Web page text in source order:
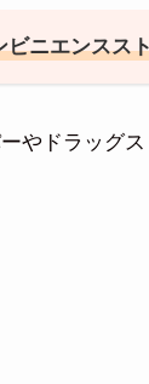
ビニエンスス
やドラッグ